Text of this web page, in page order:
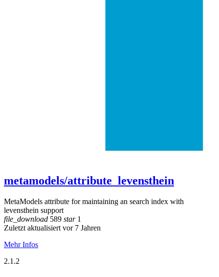
metamodels/attribute_levensthein
MetaModels attribute for maintaining an search index with
levensthein support
file_download 589 star1
Zuletzt aktualisiert vor 7 Jahren
Mehr Infos
2.1.2